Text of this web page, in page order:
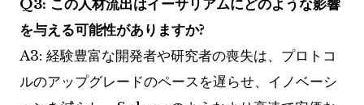
Q3: この人材流出はイーサリアムにどのような影響
を与える可能性がありますか?
A3: 経験豊富な開発者や研究者の喪失は、プロトコ
ルのアップグレードのペースを遅らせ、イノベーシ